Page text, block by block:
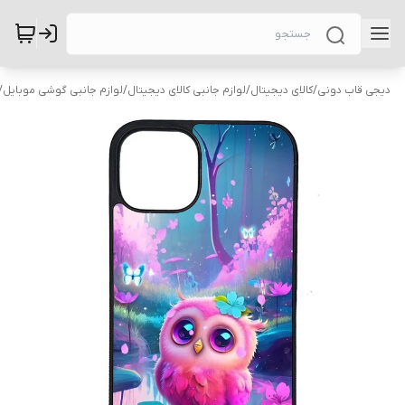
دیجی قاب دونی/کالای دیجیتال/لوازم جانبی کالای دیجیتال/لوازم جانبی گوشی موبایل